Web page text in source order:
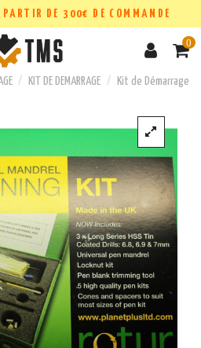
DE 300€ DE COMMANDE
0
KIT DE DEMARRAGE
Kit de Démarrage